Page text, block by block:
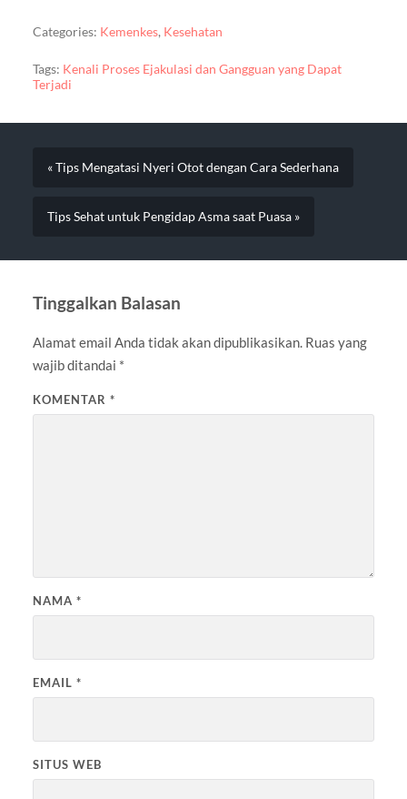
Categories: Kemenkes, Kesehatan
Tags: Kenali Proses Ejakulasi dan Gangguan yang Dapat
Terjadi
« Tips Mengatasi Nyeri Otot dengan Cara Sederhana
Tips Sehat untuk Pengidap Asma saat Puasa »
Tinggalkan Balasan
Alamat email Anda tidak akan dipublikasikan. Ruas yang
wajib ditandai *
KOMENTAR *
NAMA *
EMAIL *
SITUS WEB